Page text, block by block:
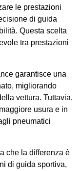
le prestazioni
di guida
Questa scelta
tra prestazioni
garantisce una
migliorando
vettura. Tuttavia,
usura e in
pneumatici
che la differenza è
di guida sportiva,